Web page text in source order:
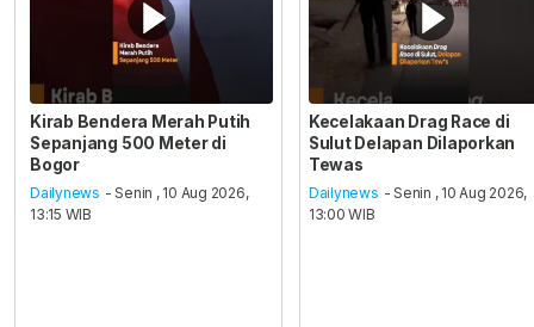
Kirab Bendera Merah Putih
Sepanjang 500 Meter di
Bogor
Dailynews - Senin , 10 Aug 2026,
13:15 WIB
Kecelakaan Drag Race di
Sulut Delapan Dilaporkan
Tewas
Dailynews - Senin , 10 Aug 2026,
13:00 WIB